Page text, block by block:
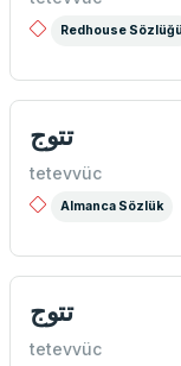
Redhouse Sözlüğü
تتوج
tetevvüc
Almanca Sözlük
تتوج
tetevvüc